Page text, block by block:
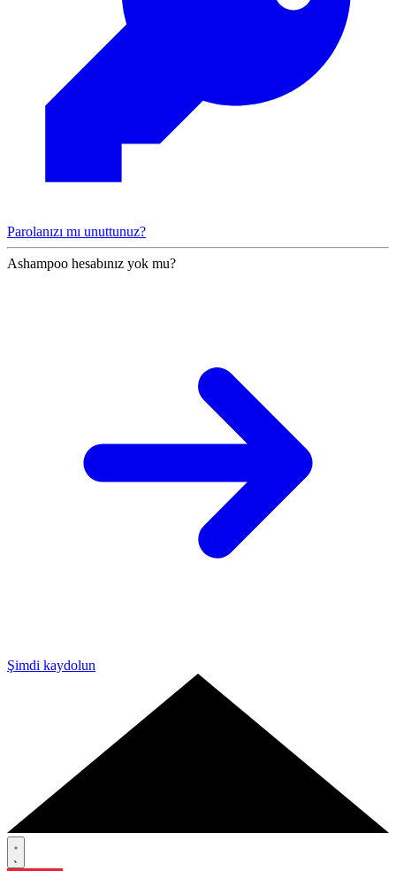
Parolanızı mı unuttunuz?
Ashampoo hesabınız yok mu?
Şimdi kaydolun